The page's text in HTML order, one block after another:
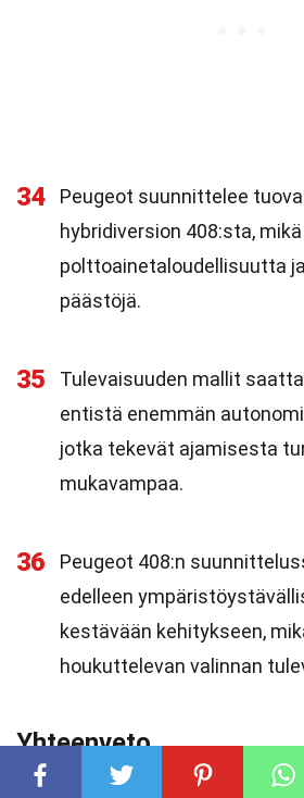
34
Peugeot suunnittelee
hybridiversion 408:sta,
polttoainetaloudellisuutta
päästöjä.
35
Tulevaisuuden mallit
entistä enemmän
jotka tekevät ajamisesta
mukavampaa.
36
Peugeot 408:n
edelleen
kestävään kehitykseen,
houkuttelevan valinnan
Yhteenveto
Peugeot 408 on auto, joka